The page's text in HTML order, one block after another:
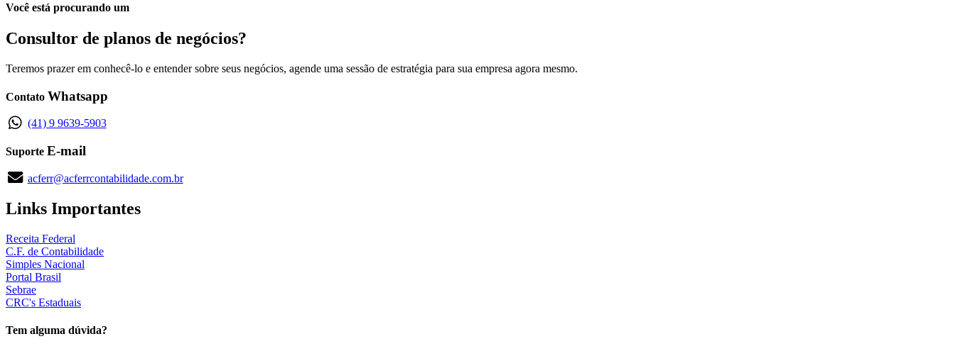
Você está procurando um
Consultor de planos de negócios?
Teremos prazer em conhecê-lo e entender sobre seus negócios, agende uma sessão de estratégia para sua empresa agora mesmo.
Contato Whatsapp
(41) 9 9639-5903
Suporte E-mail
acferr@acferrcontabilidade.com.br
Links Importantes
Receita Federal
C.F. de Contabilidade
Simples Nacional
Portal Brasil
Sebrae
CRC's Estaduais
Tem alguma dúvida?